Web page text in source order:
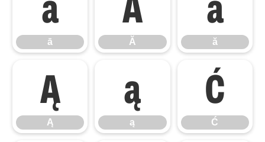
ā
ā
Ă
Ă
ă
ă
Ą
Ą
ą
ą
Ć
Ć